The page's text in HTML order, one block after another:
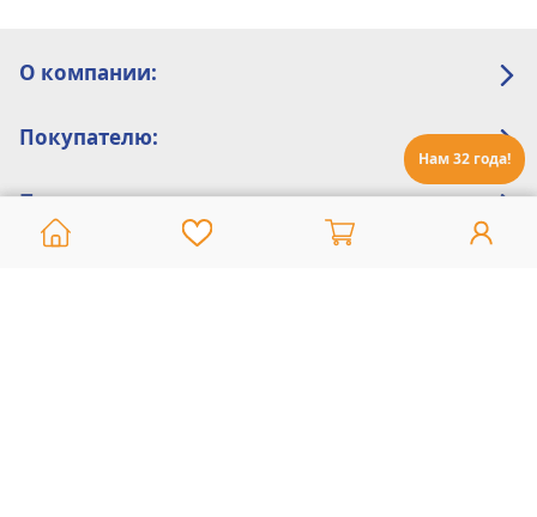
Нам 32 года!
О компании:
Покупателю:
Помощь: